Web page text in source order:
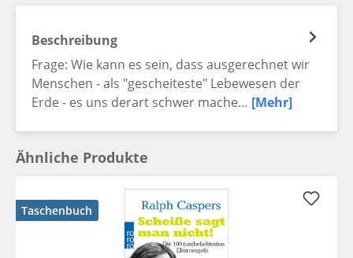
Beschreibung
Frage: Wie kann es sein, dass ausgerechnet wir
Menschen - als "gescheiteste" Lebewesen der
Erde - es uns derart schwer mache… [Mehr]
Ähnliche Produkte
Taschenbuch